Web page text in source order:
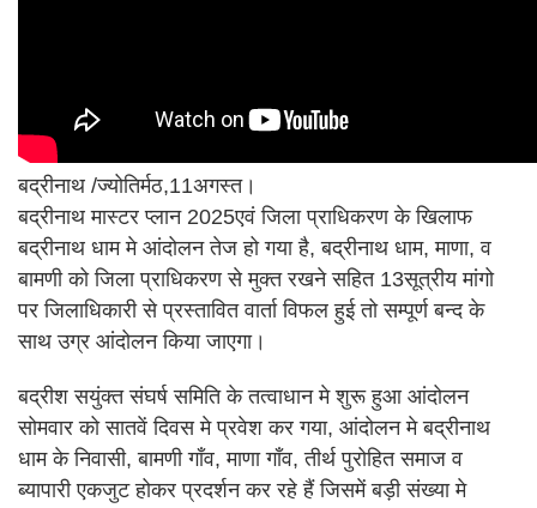
बद्रीनाथ /ज्योतिर्मठ,11अगस्त।
बद्रीनाथ मास्टर प्लान 2025एवं जिला प्राधिकरण के खिलाफ
बद्रीनाथ धाम मे आंदोलन तेज हो गया है, बद्रीनाथ धाम, माणा, व
बामणी को जिला प्राधिकरण से मुक्त रखने सहित 13सूत्रीय मांगो
पर जिलाधिकारी से प्रस्तावित वार्ता विफल हुई तो सम्पूर्ण बन्द के
साथ उग्र आंदोलन किया जाएगा।
बद्रीश सयुंक्त संघर्ष समिति के तत्वाधान मे शुरू हुआ आंदोलन
सोमवार को सातवें दिवस मे प्रवेश कर गया, आंदोलन मे बद्रीनाथ
धाम के निवासी, बामणी गाँव, माणा गाँव, तीर्थ पुरोहित समाज व
ब्यापारी एकजुट होकर प्रदर्शन कर रहे हैं जिसमें बड़ी संख्या मे